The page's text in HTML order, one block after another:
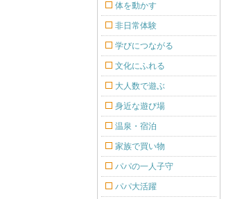
体を動かす
非日常体験
学びにつながる
文化にふれる
大人数で遊ぶ
身近な遊び場
温泉・宿泊
家族で買い物
パパの一人子守
パパ大活躍